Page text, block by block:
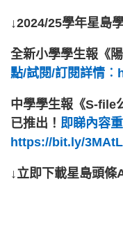
↓2024/25學年星島
全新小學學生報《
點/試閱/訂閱詳情
中學學生報《S-file
已推出！ 即睇內容
https://bit.ly/
↓立即下載星島頭條